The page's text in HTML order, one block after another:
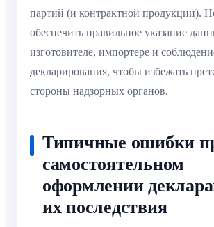
партий (и контрактной продукции).
обеспечить правильное указание
изготовителе, импортере и
декларирования, чтобы избежать
стороны надзорных органов.
Типичные ошибки
самостоятельном
оформлении
их последствия